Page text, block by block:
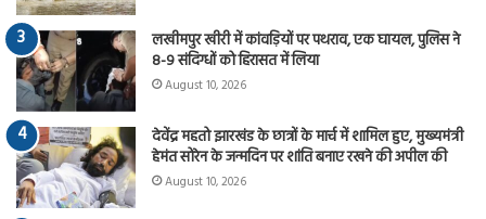
लखीमपुर खीरी में कांवड़ियों पर पथराव, एक घायल, पुलिस ने
8-9 संदिग्धों को हिरासत में लिया
August 10, 2026
देवेंद्र महतो झारखंड के छात्रों के मार्च में शामिल हुए, मुख्यमंत्री
हेमंत सोरेन के जन्मदिन पर शांति बनाए रखने की अपील की
August 10, 2026